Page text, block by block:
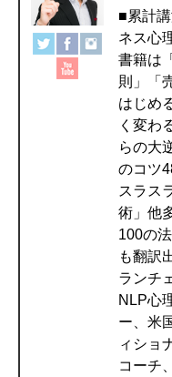
■累計
ネス心
書籍は
則」「
はじめ
く変わ
らの大
のコツ
スラス
術」他
100の
も翻訳
ランチ
NLP心
ー、米
ィショ
コーチ